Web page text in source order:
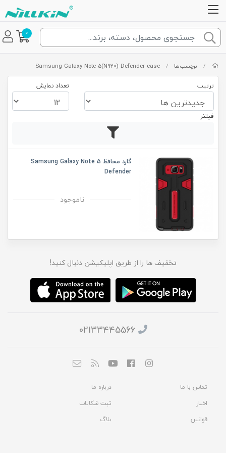
0
/ برچسب‌ها /
Samsung Galaxy Note 5(N920) Defender case
ترتیب تعداد نمایش
فیلتر
گارد محافظ Samsung Galaxy Note 5
Defender
ناموجود
تخفیف ها را از طریق اپلیکیشن دنبال کنید!
02133445566
تماس با ما
درباره ما
اخبار
ثبت شکایات
قوانین
بلاگ